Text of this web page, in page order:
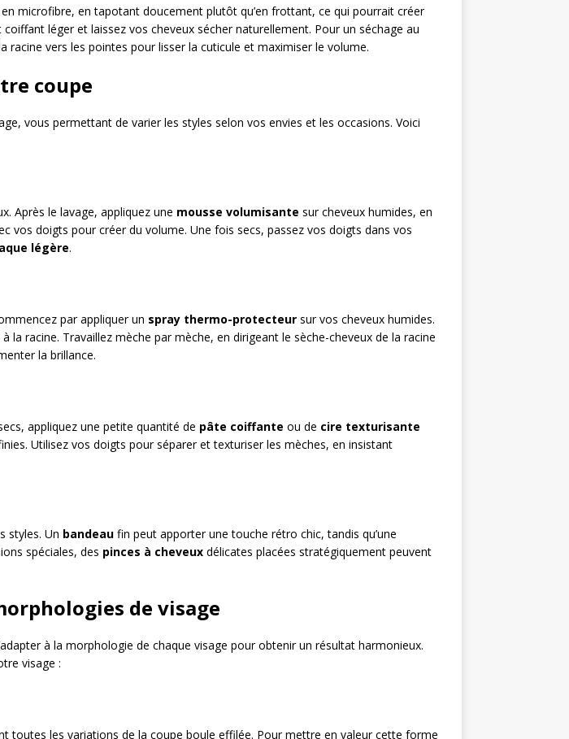
microfibre, en tapotant doucement plutôt qu’en frottant, ce qui pourrait créer
léger et laissez vos cheveux sécher naturellement. Pour un séchage au
racine vers les pointes pour lisser la cuticule et maximiser le volume.
coupe
vous permettant de varier les styles selon vos envies et les occasions. Voici
Après le lavage, appliquez une mousse volumisante sur cheveux humides, en
vos doigts pour créer du volume. Une fois secs, passez vos doigts dans vos
légère.
par appliquer un spray thermo-protecteur sur vos cheveux humides.
racine. Travaillez mèche par mèche, en dirigeant le sèche-cheveux de la racine
la brillance.
appliquez une petite quantité de pâte coiffante ou de cire texturisante
Utilisez vos doigts pour séparer et texturiser les mèches, en insistant
styles. Un bandeau fin peut apporter une touche rétro chic, tandis qu’une
spéciales, des pinces à cheveux délicates placées stratégiquement peuvent
de visage
à la morphologie de chaque visage pour obtenir un résultat harmonieux.
visage :
toutes les variations de la coupe boule effilée. Pour mettre en valeur cette forme